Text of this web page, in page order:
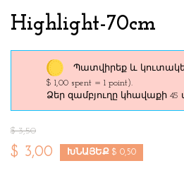
Highlight-70cm
Պատվիրեք և
$ 1,00 spent = 1 point).
Ձեր զամբյուղը կհավաքի 45
$ 3,50
$ 3,00 ԽՆԱՅԵՔ $ 0,50